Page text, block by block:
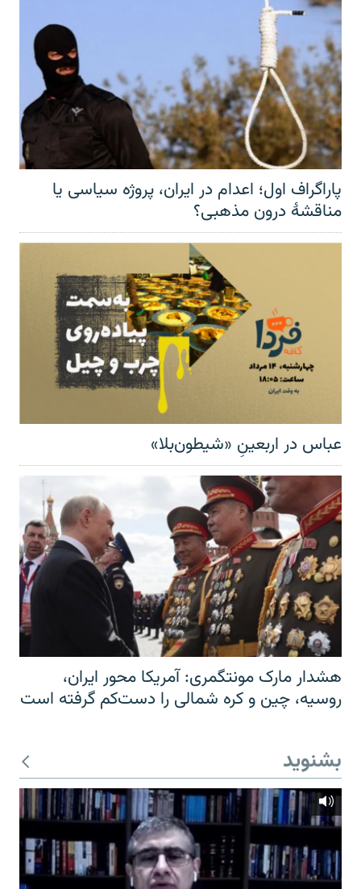
پاراگراف اول؛ اعدام در ایران، پروژه سیاسی یا
مناقشهٔ درون مذهبی؟
عباس در اربعینِ «شیطون‌بلا»
هشدار مارک مونتگمری: آمریکا محور ایران،
روسیه، چین و کره شمالی را دست‌کم گرفته است
بشنوید